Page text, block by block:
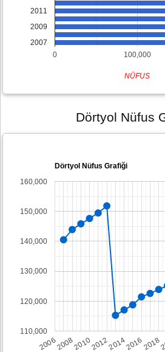
0 100,000
2011
2009
2007
NÜFUS
Dörtyol Nüfus
Dörtyol Nüfus Grafiği
2006200820102012201420162018
110,000
120,000
130,000
140,000
150,000
160,000